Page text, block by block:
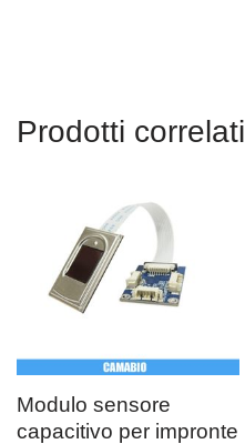
Prodotti correlati
Modulo sensore
capacitivo per impronte